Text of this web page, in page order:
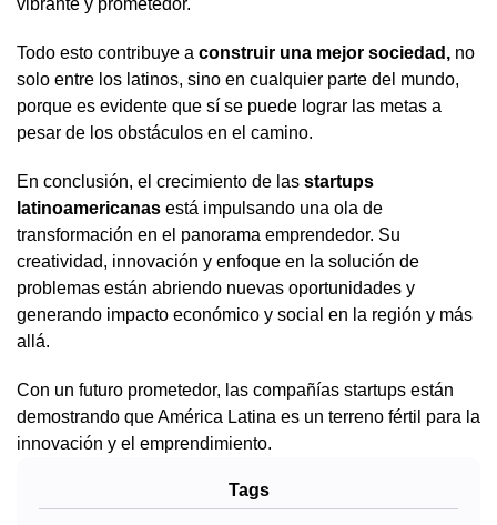
vibrante y prometedor.
Todo esto contribuye a construir una mejor sociedad, no
solo entre los latinos, sino en cualquier parte del mundo,
porque es evidente que sí se puede lograr las metas a
pesar de los obstáculos en el camino.
En conclusión, el crecimiento de las startups
latinoamericanas está impulsando una ola de
transformación en el panorama emprendedor. Su
creatividad, innovación y enfoque en la solución de
problemas están abriendo nuevas oportunidades y
generando impacto económico y social en la región y más
allá.
Con un futuro prometedor, las compañías startups están
demostrando que América Latina es un terreno fértil para la
innovación y el emprendimiento.
Tags